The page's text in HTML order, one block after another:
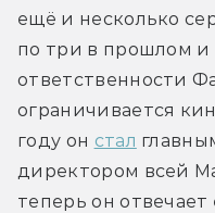
ещё и несколько
по три в прошлом и
ответственности
ограничивается
году он стал
директором всей
теперь он